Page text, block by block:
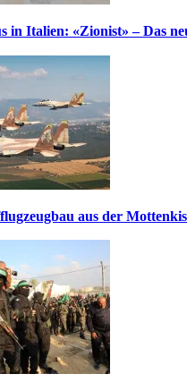
in Italien: «Zionist» – Das
aus der